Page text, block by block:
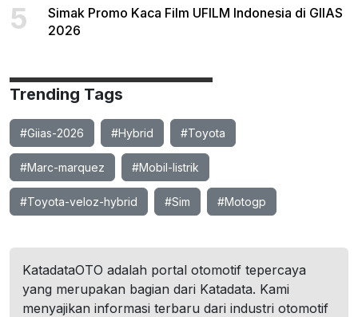
5
Simak Promo Kaca Film UFILM Indonesia di GIIAS
2026
Trending Tags
#Giias-2026 #Hybrid #Toyota
#Marc-marquez #Mobil-listrik
#Toyota-veloz-hybrid #Sim #Motogp
KatadataOTO adalah portal otomotif tepercaya
yang merupakan bagian dari Katadata. Kami
menyajikan informasi terbaru dari industri otomotif